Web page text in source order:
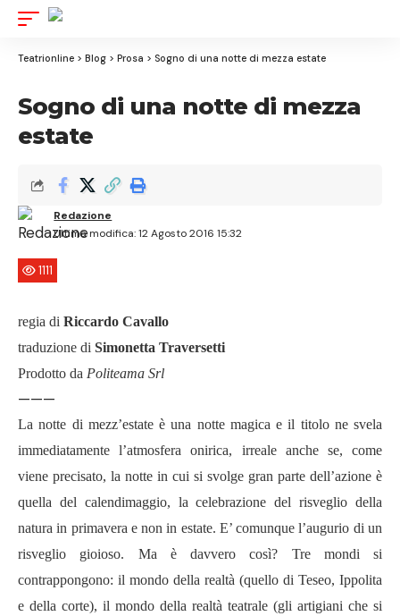
Teatrionline > Blog > Prosa > Sogno di una notte di mezza estate
Sogno di una notte di mezza
estate
Ultima modifica: 12 Agosto 2016 15:32
Redazione
1111
regia di Riccardo Cavallo
traduzione di Simonetta Traversetti
Prodotto da Politeama Srl
———
La notte di mezz’estate è una notte magica e il titolo ne svela
immediatamente l’atmosfera onirica, irreale anche se, come
viene precisato, la notte in cui si svolge gran parte dell’azione è
quella del calendimaggio, la celebrazione del risveglio della
natura in primavera e non in estate. E’ comunque l’augurio di un
risveglio gioioso. Ma è davvero così? Tre mondi si
contrappongono: il mondo della realtà (quello di Teseo, Ippolita
e della corte), il mondo della realtà teatrale (gli artigiani che si